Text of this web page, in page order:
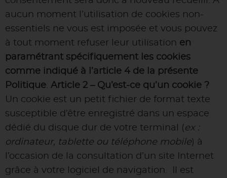
aucun moment l’utilisation de cookies non-
essentiels ne vous est imposée et vous pouvez
à tout moment refuser leur utilisation en
paramétrant spécifiquement les cookies
comme indiqué à l’article 4 de la présente
Politique. Article 2 – Qu’est-ce qu’un cookie ?
Un cookie est un petit fichier de format texte
susceptible d’être enregistré dans un espace
dédié du disque dur de votre terminal ( ex :
ordinateur, tablette ou téléphone mobile) à
l’occasion de la consultation d’un site Internet
grâce à votre logiciel de navigation. Il est